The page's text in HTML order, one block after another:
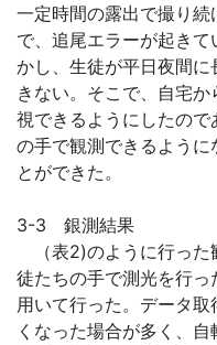
一定時間の露出で撮り
で、追尾エラーが起き
かし、生徒が平日夜間
きない。そこで、自宅
視できるようにしたの
の手で観測できるよう
とができた。
3-3 銀測結果
（表2)のように行った
徒たちの手で測光を行
用いて行った。データ
くなった場合が多く、